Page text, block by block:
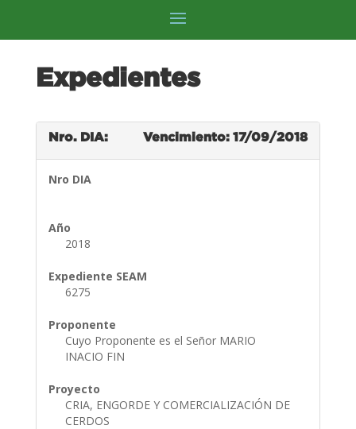
Expedientes
Nro. DIA: Vencimiento: 17/09/2018
Nro DIA
Año
2018
Expediente SEAM
6275
Proponente
Cuyo Proponente es el Señor MARIO
INACIO FIN
Proyecto
CRIA, ENGORDE Y COMERCIALIZACIÓN DE
CERDOS